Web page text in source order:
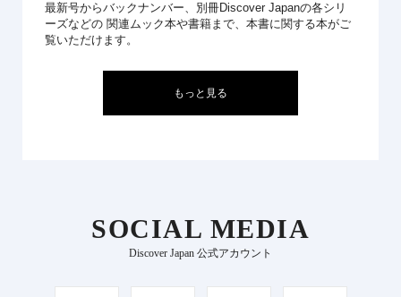
最新号からバックナンバー、別冊Discover Japanの各シリ
ーズなどの 関連ムック本や書籍まで、本書に関する本がご
覧いただけます。
もっと見る
SOCIAL MEDIA
Discover Japan 公式アカウント